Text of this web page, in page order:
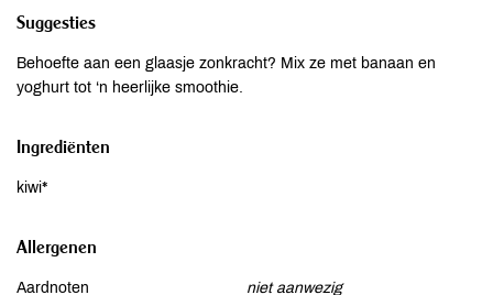
Suggesties
Behoefte aan een glaasje zonkracht? Mix ze met banaan en
yoghurt tot ‘n heerlijke smoothie.
Ingrediënten
kiwi*
Allergenen
Aardnoten
niet aanwezig